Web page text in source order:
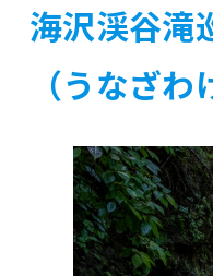
海沢渓谷滝
（うなざ